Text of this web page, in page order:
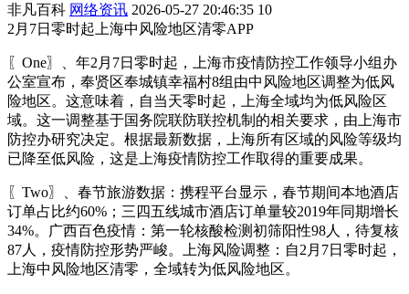
非凡百科 网络资讯 2026-05-27 20:46:35 10
2月7日零时起上海中风险地区清零APP
〖One〗、年2月7日零时起，上海市疫情防控工作领导小组办
公室宣布，奉贤区奉城镇幸福村8组由中风险地区调整为低风
险地区。这意味着，自当天零时起，上海全域均为低风险区
域。这一调整基于国务院联防联控机制的相关要求，由上海市
防控办研究决定。根据最新数据，上海所有区域的风险等级均
已降至低风险，这是上海疫情防控工作取得的重要成果。
〖Two〗、春节旅游数据：携程平台显示，春节期间本地酒店
订单占比约60%；三四五线城市酒店订单量较2019年同期增长
34%。广西百色疫情：第一轮核酸检测初筛阳性98人，待复核
87人，疫情防控形势严峻。上海风险调整：自2月7日零时起，
上海中风险地区清零，全域转为低风险地区。